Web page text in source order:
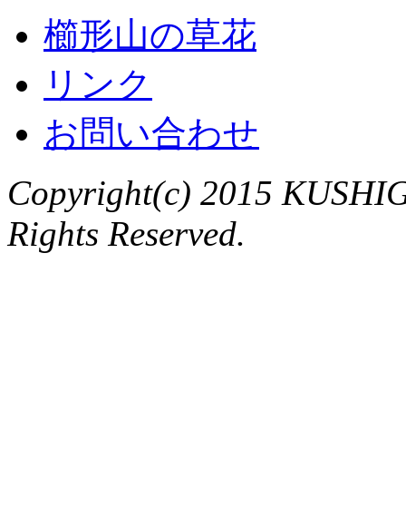
櫛形山の草花
リンク
お問い合わせ
Copyright(c) 2015
Rights Reserved.